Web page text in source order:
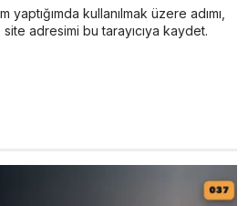
kullanılmak üzere adımı,
adresimi bu tarayıcıya kaydet.